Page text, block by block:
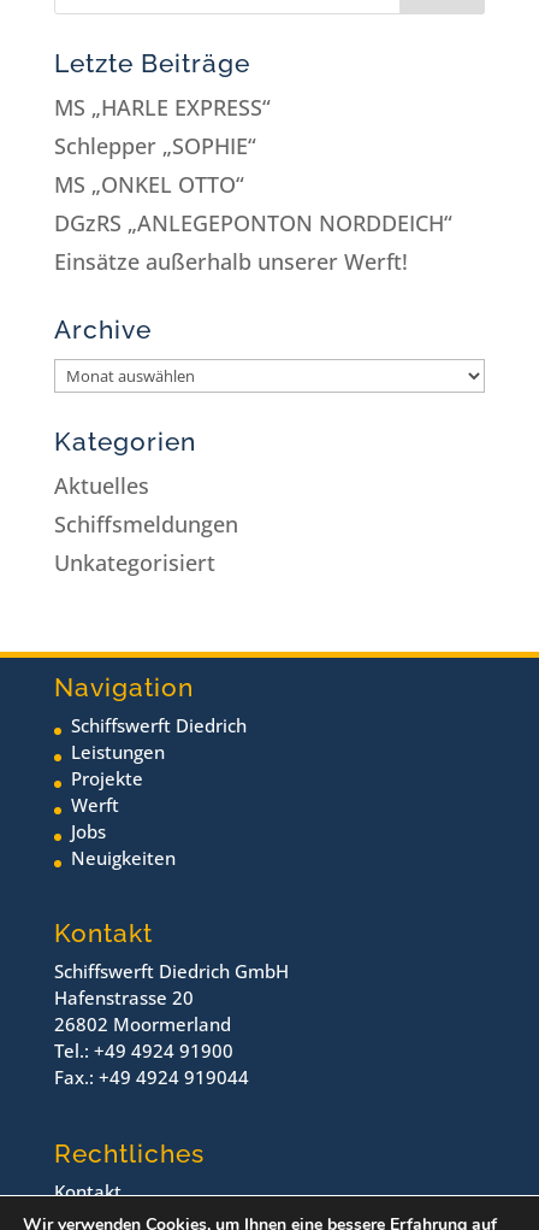
Letzte Beiträge
MS „HARLE EXPRESS“
Schlepper „SOPHIE“
MS „ONKEL OTTO“
DGzRS „ANLEGEPONTON NORDDEICH“
Einsätze außerhalb unserer Werft!
Archive
Kategorien
Aktuelles
Schiffsmeldungen
Unkategorisiert
Navigation
Schiffswerft Diedrich
Leistungen
Projekte
Werft
Jobs
Neuigkeiten
Kontakt
Schiffswerft Diedrich GmbH
Hafenstrasse 20
26802 Moormerland
Tel.: +49 4924 91900
Fax.: +49 4924 919044
Rechtliches
Kontakt
Impressum
Wir verwenden Cookies, um Ihnen eine bessere Erfahrung auf